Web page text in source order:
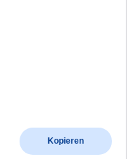
Kopieren